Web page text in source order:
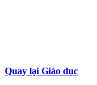
Quay lại Giáo dục